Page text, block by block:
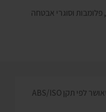
, פלומבות וסוגרי אבטחה
אטם הבריח הראשון מסוגו שאושר לפי תקן ABS/ISO